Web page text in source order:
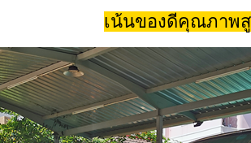
เน้นของดีคุณภาพ